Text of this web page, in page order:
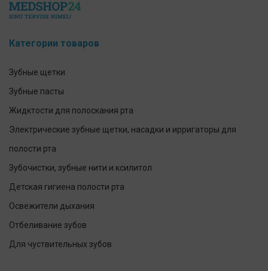
Категории товаров
Зубные щетки
Зубные пасты
Жидктости для полоскания рта
Электрические зубные щетки, насадки и ирригаторы для
полости рта
Зубочистки, зубные нити и ксилитол
Детская гигиена полости рта
Освежители дыхания
Отбеливание зубов
Для чуствительных зубов